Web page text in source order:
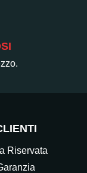
Riservata